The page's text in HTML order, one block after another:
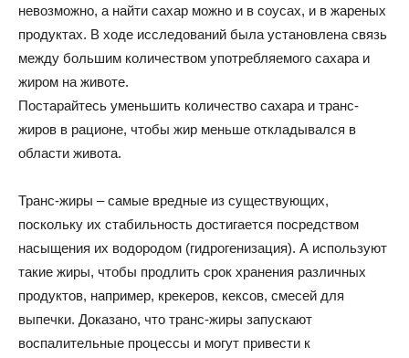
невозможно, а найти сахар можно и в соусах, и в жареных
продуктах. В ходе исследований была установлена связь
между большим количеством употребляемого сахара и
жиром на животе.
Постарайтесь уменьшить количество сахара и транс-
жиров в рационе, чтобы жир меньше откладывался в
области живота.
Транс-жиры – самые вредные из существующих,
поскольку их стабильность достигается посредством
насыщения их водородом (гидрогенизация). А используют
такие жиры, чтобы продлить срок хранения различных
продуктов, например, крекеров, кексов, смесей для
выпечки. Доказано, что транс-жиры запускают
воспалительные процессы и могут привести к